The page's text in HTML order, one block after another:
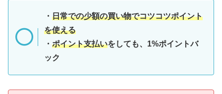
・ 日常での少額の買い物でコツコツポイント
を使える
・ ポイント支払いをしても、1%ポイントバ
ック